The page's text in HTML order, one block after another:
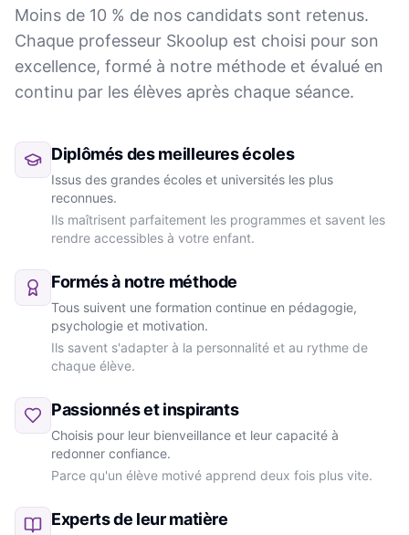
Moins de 10 % de nos candidats sont retenus.
Chaque professeur Skoolup est choisi pour son
excellence, formé à notre méthode et évalué en
continu par les élèves après chaque séance.
Diplômés des meilleures écoles
Issus des grandes écoles et universités les plus
reconnues.
Ils maîtrisent parfaitement les programmes et savent les
rendre accessibles à votre enfant.
Formés à notre méthode
Tous suivent une formation continue en pédagogie,
psychologie et motivation.
Ils savent s'adapter à la personnalité et au rythme de
chaque élève.
Passionnés et inspirants
Choisis pour leur bienveillance et leur capacité à
redonner confiance.
Parce qu'un élève motivé apprend deux fois plus vite.
Experts de leur matière